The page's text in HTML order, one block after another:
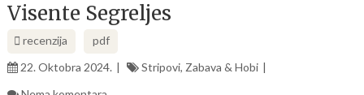
Visente Segreljes
recenzija
pdf
22. Oktobra 2024.
Stripovi, Zabava & Hobi